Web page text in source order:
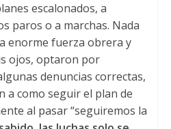
escalonados, a
paros o a marchas. Nada
enorme fuerza obrera y
ojos, optaron por
denuncias correctas,
a como seguir el plan de
al pasar “seguiremos la